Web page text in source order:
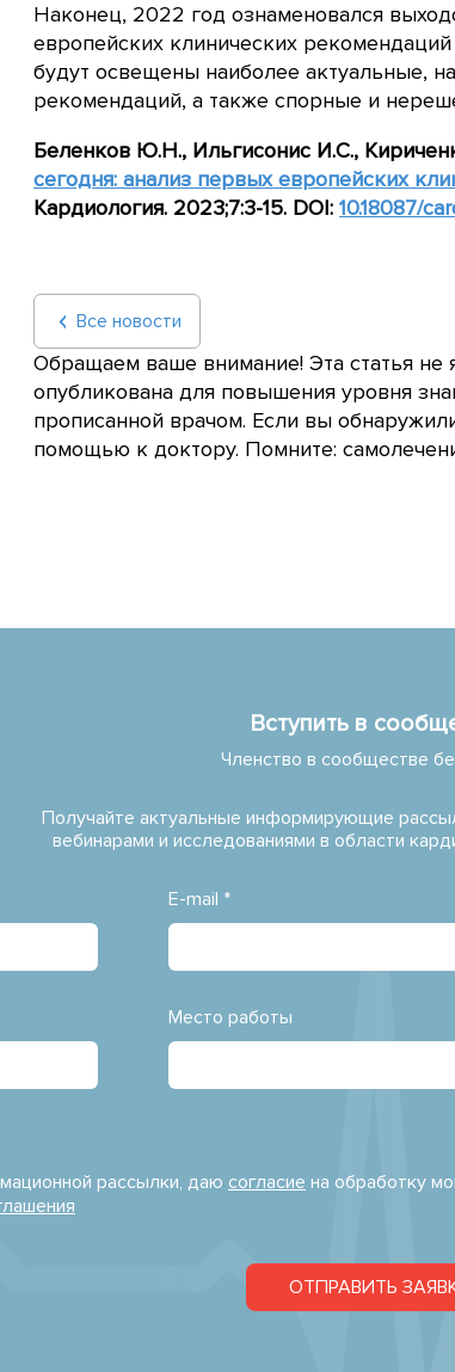
Наконец, 2022 год ознаменовался
европейских клинических
будут освещены наиболее актуальные,
рекомендаций, а также спорные и
Беленков Ю.Н., Ильгисонис И.С.,
сегодня: анализ первых европейских
Кардиология. 2023;7:3-15. DOI: 10.18087/
Все новости
Обращаем ваше внимание! Эта статья не
опубликована для повышения уровня
прописанной врачом. Если вы
помощью к доктору. Помните:
Вступить в
Членство в сообществе
Получайте актуальные информирующие
вебинарами и исследованиями в области
E-mail *
Место работы
рассылки, даю согласие на обработку
ОТПРАВИТЬ